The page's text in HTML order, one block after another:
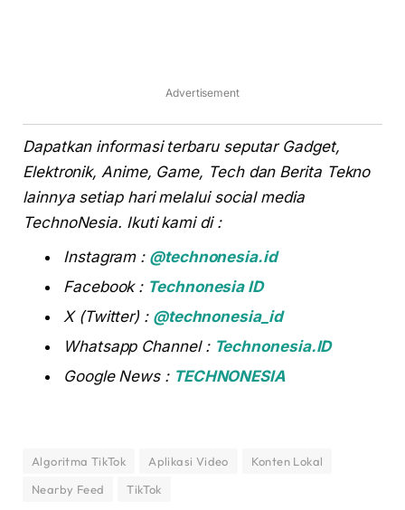
Advertisement
Dapatkan informasi terbaru seputar Gadget,
Elektronik, Anime, Game, Tech dan Berita Tekno
lainnya setiap hari melalui social media
TechnoNesia. Ikuti kami di :
Instagram : @technonesia.id
Facebook : Technonesia ID
X (Twitter) : @technonesia_id
Whatsapp Channel : Technonesia.ID
Google News : TECHNONESIA
Algoritma TikTok Aplikasi Video
Konten Lokal
Nearby Feed
TikTok